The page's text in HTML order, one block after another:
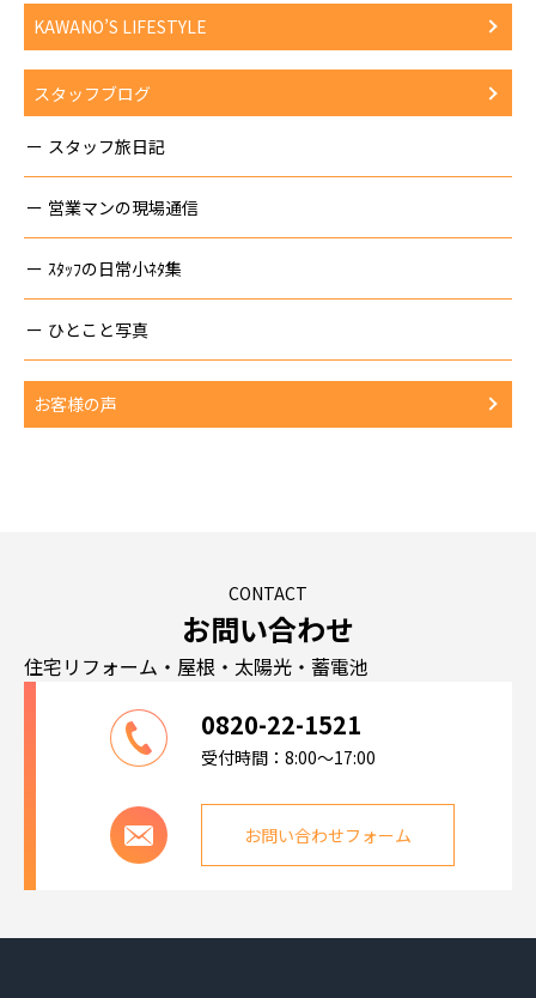
KAWANO’S LIFESTYLE
スタッフブログ
スタッフ旅日記
営業マンの現場通信
ｽﾀｯﾌの日常小ﾈﾀ集
ひとこと写真
お客様の声
CONTACT
お問い合わせ
住宅リフォーム・屋根・太陽光・蓄電池
0820-22-1521
受付時間：8:00～17:00
お問い合わせフォーム